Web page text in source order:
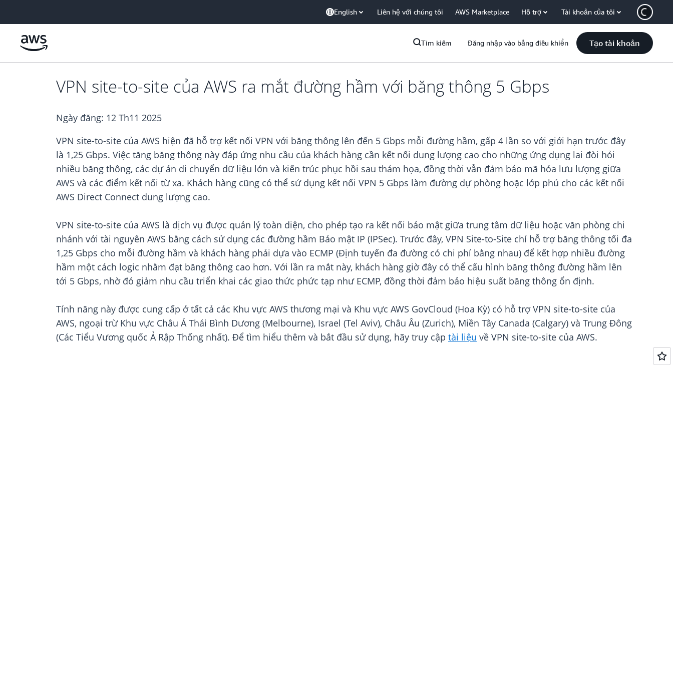
English Liên hệ với chúng tôi AWS Marketplace Hỗ trợ Tài khoản của tôi
Tìm kiếm Đăng nhập vào bảng điều khiển Tạo tài khoản
VPN site-to-site của AWS ra mắt đường hầm với băng thông 5 Gbps
Ngày đăng: 12 Th11 2025
VPN site-to-site của AWS hiện đã hỗ trợ kết nối VPN với băng thông lên đến 5 Gbps mỗi đường hầm, gấp 4 lần so với giới hạn trước đây
là 1,25 Gbps. Việc tăng băng thông này đáp ứng nhu cầu của khách hàng cần kết nối dung lượng cao cho những ứng dụng lai đòi hỏi
nhiều băng thông, các dự án di chuyển dữ liệu lớn và kiến trúc phục hồi sau thảm họa, đồng thời vẫn đảm bảo mã hóa lưu lượng giữa
AWS và các điểm kết nối từ xa. Khách hàng cũng có thể sử dụng kết nối VPN 5 Gbps làm đường dự phòng hoặc lớp phủ cho các kết nối
AWS Direct Connect dung lượng cao.
VPN site-to-site của AWS là dịch vụ được quản lý toàn diện, cho phép tạo ra kết nối bảo mật giữa trung tâm dữ liệu hoặc văn phòng chi
nhánh với tài nguyên AWS bằng cách sử dụng các đường hầm Bảo mật IP (IPSec). Trước đây, VPN Site-to-Site chỉ hỗ trợ băng thông tối đa
1,25 Gbps cho mỗi đường hầm và khách hàng phải dựa vào ECMP (Định tuyến đa đường có chi phí bằng nhau) để kết hợp nhiều đường
hầm một cách logic nhằm đạt băng thông cao hơn. Với lần ra mắt này, khách hàng giờ đây có thể cấu hình băng thông đường hầm lên
tới 5 Gbps, nhờ đó giảm nhu cầu triển khai các giao thức phức tạp như ECMP, đồng thời đảm bảo hiệu suất băng thông ổn định.
Tính năng này được cung cấp ở tất cả các Khu vực AWS thương mại và Khu vực AWS GovCloud (Hoa Kỳ) có hỗ trợ VPN site-to-site của
AWS, ngoại trừ Khu vực Châu Á Thái Bình Dương (Melbourne), Israel (Tel Aviv), Châu Âu (Zurich), Miền Tây Canada (Calgary) và Trung Đông
(Các Tiểu Vương quốc Ả Rập Thống nhất). Để tìm hiểu thêm và bắt đầu sử dụng, hãy truy cập tài liệu về VPN site-to-site của AWS.